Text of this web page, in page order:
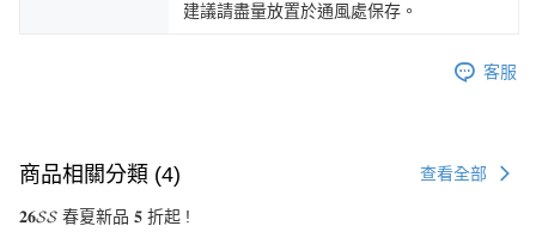
建議請盡量放置於通風處保存。
客服
商品相關分類 (4) 查看全部
𝟐𝟔𝓢𝓢 春夏新品 𝟓 折起 !